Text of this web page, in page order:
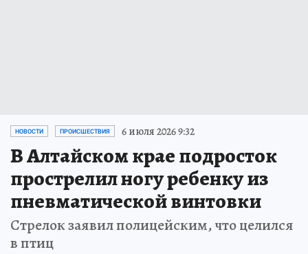
НОВОСТИ ПРОИСШЕСТВИЯ 6 июля 2026 9:32
В Алтайском крае подросток
прострелил ногу ребенку из
пневматической винтовки
Стрелок заявил полицейским, что целился
в птиц